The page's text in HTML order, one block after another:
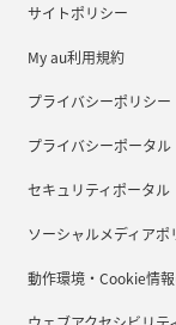
サイトポリシー
My au利用規約
プライバシーポリシー
プライバシーポータル
セキュリティポータル
ソーシャルメディアポ
動作環境・Cookie情